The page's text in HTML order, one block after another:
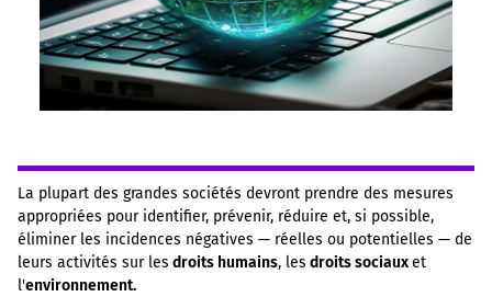
La plupart des grandes sociétés devront prendre des mesures
appropriées pour identifier, prévenir, réduire et, si possible,
éliminer les incidences négatives — réelles ou potentielles — de
leurs activités sur les droits humains, les droits sociauxet
l'environnement.